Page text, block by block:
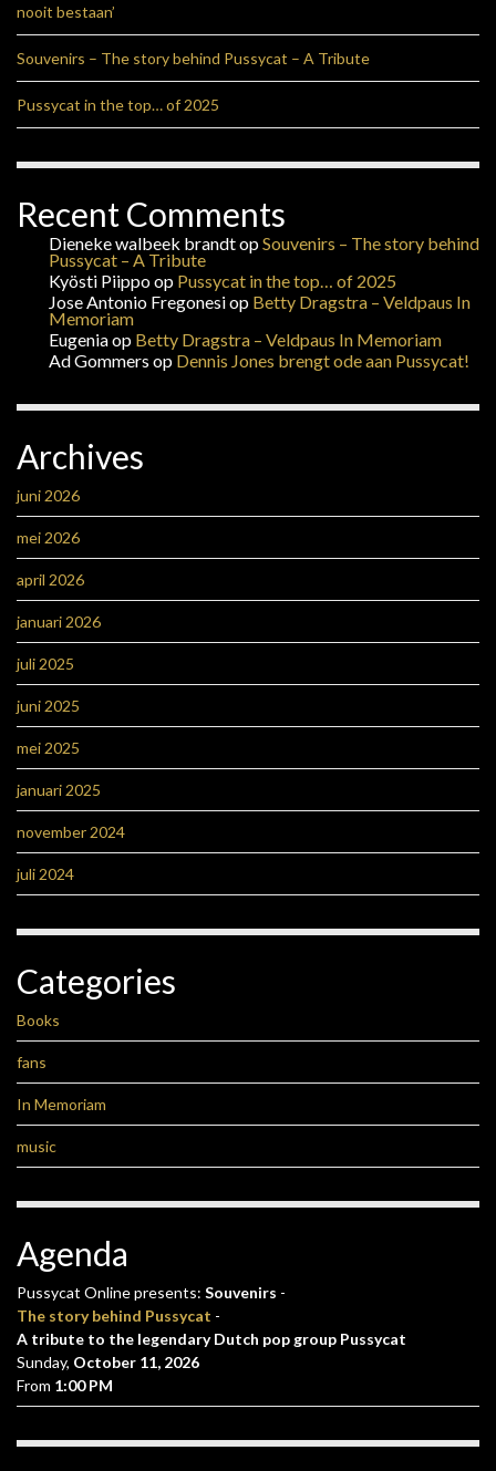
nooit bestaan’
Souvenirs – The story behind Pussycat – A Tribute
Pussycat in the top… of 2025
Recent Comments
Dieneke walbeek brandtopSouvenirs – The story behind
Pussycat – A Tribute
Kyösti Piippoop Pussycat in the top… of 2025
Jose Antonio Fregonesiop Betty Dragstra – Veldpaus In
Memoriam
Eugeniaop Betty Dragstra – Veldpaus In Memoriam
Ad Gommers op Dennis Jones brengt ode aan Pussycat!
Archives
juni 2026
mei 2026
april 2026
januari 2026
juli 2025
juni 2025
mei 2025
januari 2025
november 2024
juli 2024
Categories
Books
fans
In Memoriam
music
Agenda
Pussycat Online presents: Souvenirs -
The story behind Pussycat -
A tribute to the legendary Dutch pop group Pussycat
Sunday, October 11, 2026
From 1:00 PM